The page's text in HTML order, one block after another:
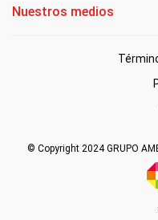
Nuestros medios
© Copyright 2024 GRUPO